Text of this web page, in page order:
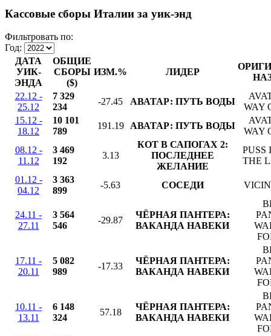
Кассовые сборы Италии за уик-энд
Фильтровать по:
Год:
ДАТА
УИК-
ЭНДА
ОБЩИЕ
СБОРЫ
($)
ИЗМ.% ЛИДЕР
22.12 -
25.12
7 329
234
-27.45 АВАТАР: ПУТЬ ВОДЫ
WAY
15.12 -
18.12
10 101
789
191.19 АВАТАР: ПУТЬ ВОДЫ
WAY
08.12 -
11.12
3 469
192
3.13
КОТ В САПОГАХ 2:
ПОСЛЕДНЕЕ
ЖЕЛАНИЕ
PUSS
THE
01.12 -
04.12
3 363
899
-5.63 СОСЕДИ
24.11 -
27.11
3 564
546
-29.87
ЧЁРНАЯ ПАНТЕРА:
ВАКАНДА НАВЕКИ
17.11 -
20.11
5 082
989
-17.33
ЧЁРНАЯ ПАНТЕРА:
ВАКАНДА НАВЕКИ
10.11 -
13.11
6 148
324
57.18
ЧЁРНАЯ ПАНТЕРА:
ВАКАНДА НАВЕКИ